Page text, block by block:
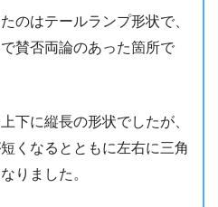
のはテールランプ形状で、
賛否両論のあった箇所で
下に縦長の形状でしたが、
くなるとともに左右に三角
りました。